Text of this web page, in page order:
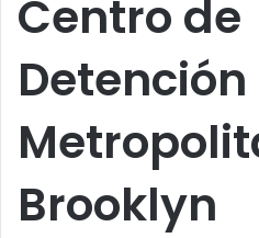
Centro de
Detención
Brooklyn